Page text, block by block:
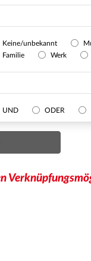
Keine/unbekannt
Familie
Werk
UND ODER